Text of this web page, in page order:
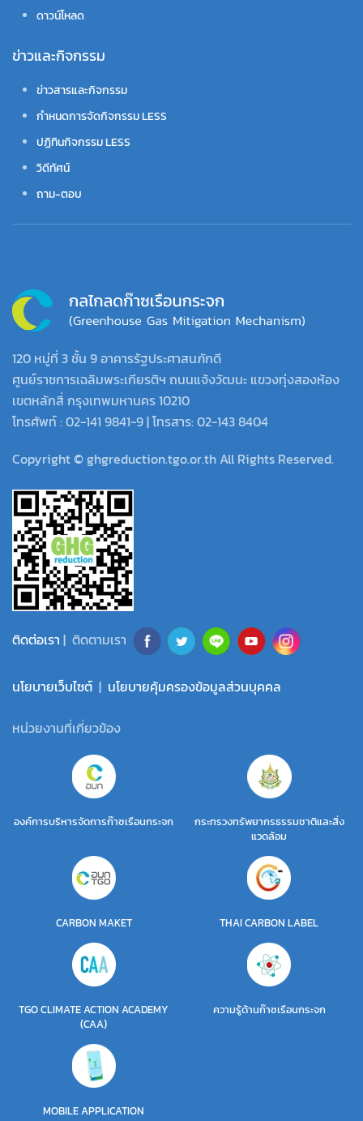
ดาวน์โหลด
ข่าวและกิจกรรม
ข่าวสารและกิจกรรม
กำหนดการจัดกิจกรรม LESS
ปฏิทินกิจกรรม LESS
วิดีทัศน์
ถาม-ตอบ
120 หมู่ที่ 3 ชั้น 9 อาคารรัฐประศาสนภักดี
ศูนย์ราชการเฉลิมพระเกียรติฯ ถนนแจ้งวัฒนะ แขวงทุ่งสองห้อง
เขตหลักสี่ กรุงเทพมหานคร 10210
โทรศัพท์ : 02-141 9841-9 | โทรสาร: 02-143 8404
Copyright © ghgreduction.tgo.or.th All Rights Reserved.
ติดต่อเรา | ติดตามเรา
นโยบายเว็บไซต์ | นโยบายคุ้มครองข้อมูลส่วนบุคคล
หน่วยงานที่เกี่ยวข้อง
องค์การบริหารจัดการก๊าซเรือนกระจก
กระทรวงทรัพยากรธรรมชาติและสิ่ง
แวดล้อม
CARBON MAKET THAI CARBON LABEL
TGO CLIMATE ACTION ACADEMY
(CAA)
ความรู้ด้านก๊าซเรือนกระจก
MOBILE APPLICATION